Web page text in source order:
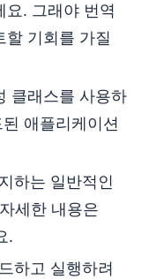
요. 그래야 번역
할 기회를 가질
클래스를 사용하
애플리케이션
하는 일반적인
세한 내용은
.
하고 실행하려